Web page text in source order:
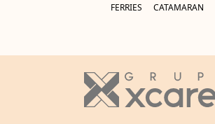
FERRIES CATAMARAN